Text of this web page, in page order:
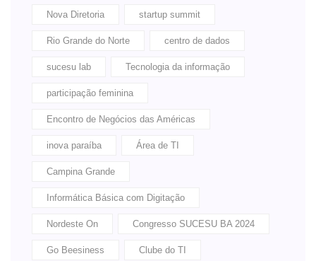
Nova Diretoria startup summit
Rio Grande do Norte centro de dados
sucesu lab Tecnologia da informação
participação feminina
Encontro de Negócios das Américas
inova paraíba Área de TI
Campina Grande
Informática Básica com Digitação
Nordeste On Congresso SUCESU BA 2024
Go Beesiness Clube do TI